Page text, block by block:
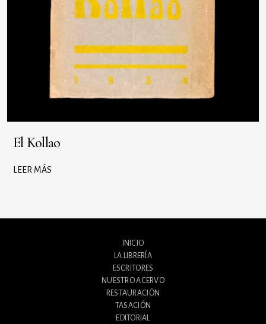
El Kollao
LEER MÁS
INICIO
LA LIBRERÍA
ESCRITORES
NUESTRO ACERVO
RESTAURACIÓN
TASACIÓN
EDITORIAL